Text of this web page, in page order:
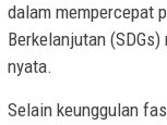
dalam mempercepat
Berkelanjutan
nyata.
Selain keunggulan